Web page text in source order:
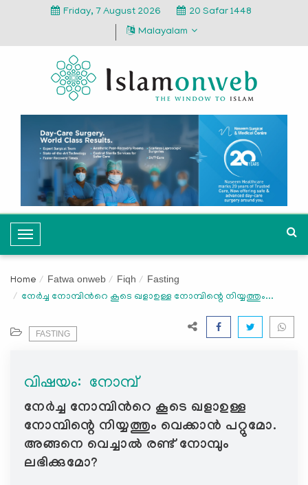
Friday, 7 August 2026
20 Safar 1448
Malayalam
T
o
g
l
i
g
a
t
i
o
Home Fatwa onweb Fiqh Fasting
നേർച്ച നോമ്പിന്‍റെ കൂടെ ഖളാഉള്ള നോമ്പിന്റെ നിയ്യത്തും...
FASTING
വിഷയം: ‍ നോമ്പ്
നേർച്ച നോമ്പിന്‍റെ കൂടെ ഖളാഉള്ള
നോമ്പിന്റെ നിയ്യത്തും വെക്കാൻ പറ്റുമോ.
അങ്ങനെ വെച്ചാൽ രണ്ട് നോമ്പും
ലഭിക്കുമോ?